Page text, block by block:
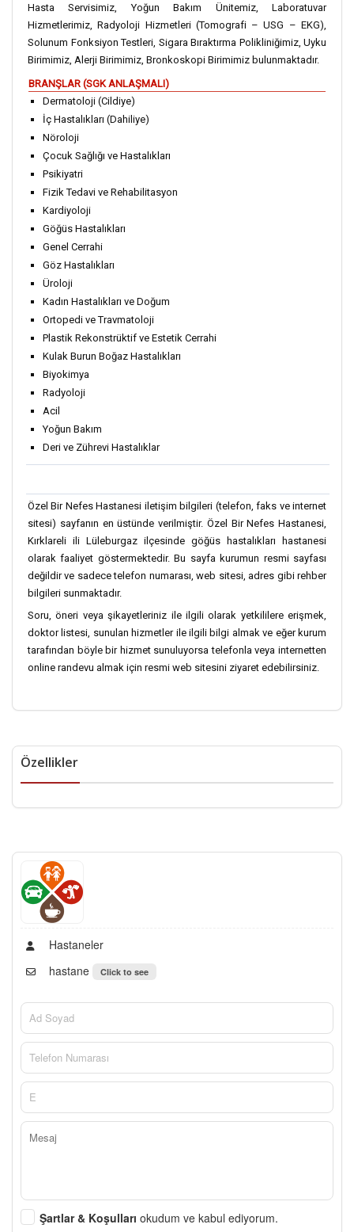
Hasta Servisimiz, Yoğun Bakım Ünitemiz, Laboratuvar
Hizmetlerimiz, Radyoloji Hizmetleri (Tomografi – USG – EKG),
Solunum Fonksiyon Testleri, Sigara Bıraktırma Polikliniğimiz, Uyku
Birimimiz, Alerji Birimimiz, Bronkoskopi Birimimiz bulunmaktadır.
BRANŞLAR (SGK ANLAŞMALI)
Dermatoloji (Cildiye)
İç Hastalıkları (Dahiliye)
Nöroloji
Çocuk Sağlığı ve Hastalıkları
Psikiyatri
Fizik Tedavi ve Rehabilitasyon
Kardiyoloji
Göğüs Hastalıkları
Genel Cerrahi
Göz Hastalıkları
Üroloji
Kadın Hastalıkları ve Doğum
Ortopedi ve Travmatoloji
Plastik Rekonstrüktif ve Estetik Cerrahi
Kulak Burun Boğaz Hastalıkları
Biyokimya
Radyoloji
Acil
Yoğun Bakım
Deri ve Zührevi Hastalıklar
Özel Bir Nefes Hastanesi iletişim bilgileri (telefon, faks ve internet
sitesi) sayfanın en üstünde verilmiştir. Özel Bir Nefes Hastanesi,
Kırklareli ili Lüleburgaz ilçesinde göğüs hastalıkları hastanesi
olarak faaliyet göstermektedir. Bu sayfa kurumun resmi sayfası
değildir ve sadece telefon numarası, web sitesi, adres gibi rehber
bilgileri sunmaktadır.
Soru, öneri veya şikayetleriniz ile ilgili olarak yetkililere erişmek,
doktor listesi, sunulan hizmetler ile ilgili bilgi almak ve eğer kurum
tarafından böyle bir hizmet sunuluyorsa telefonla veya internetten
online randevu almak için resmi web sitesini ziyaret edebilirsiniz.
Özellikler
Hastaneler
hastane
Click to see
Şartlar & Koşulları okudum ve kabul ediyorum.